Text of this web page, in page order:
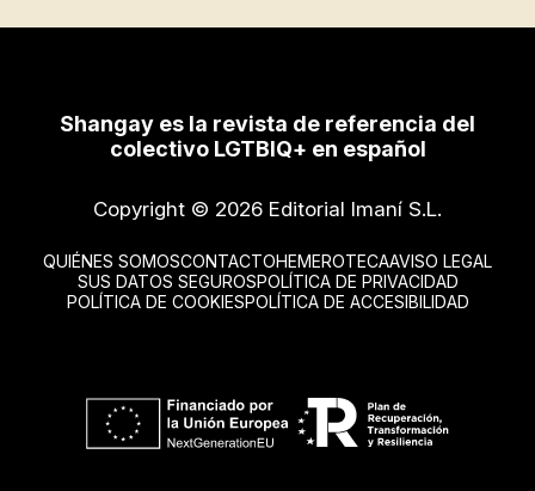
Shangay es la revista de referencia del
colectivo LGTBIQ+ en español
Copyright © 2026 Editorial Imaní S.L.
QUIÉNES SOMOSCONTACTOHEMEROTECAAVISO LEGAL
SUS DATOS SEGUROSPOLÍTICA DE PRIVACIDAD
POLÍTICA DE COOKIESPOLÍTICA DE ACCESIBILIDAD